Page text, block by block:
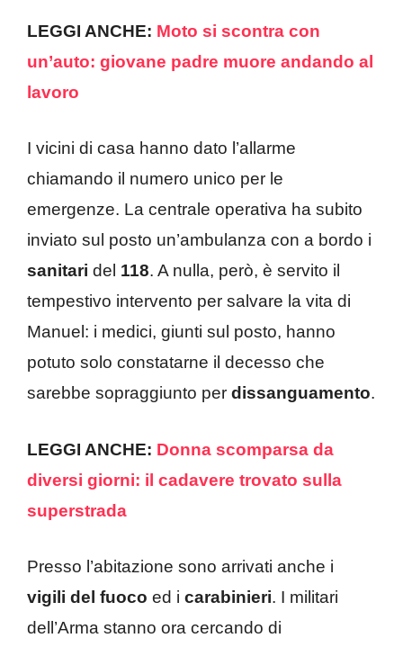
LEGGI ANCHE: Moto si scontra con
un’auto: giovane padre muore andando al
lavoro
I vicini di casa hanno dato l’allarme
chiamando il numero unico per le
emergenze. La centrale operativa ha subito
inviato sul posto un’ambulanza con a bordo i
sanitari del 118. A nulla, però, è servito il
tempestivo intervento per salvare la vita di
Manuel: i medici, giunti sul posto, hanno
potuto solo constatarne il decesso che
sarebbe sopraggiunto per dissanguamento.
LEGGI ANCHE: Donna scomparsa da
diversi giorni: il cadavere trovato sulla
superstrada
Presso l’abitazione sono arrivati anche i
vigili del fuoco ed i carabinieri. I militari
dell’Arma stanno ora cercando di